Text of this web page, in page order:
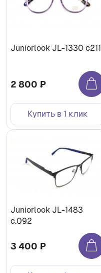
Juniorlook JL-1330 c211
2 800 ₽
Купить в 1 клик
Juniorlook JL-1483
c.092
3 400 ₽